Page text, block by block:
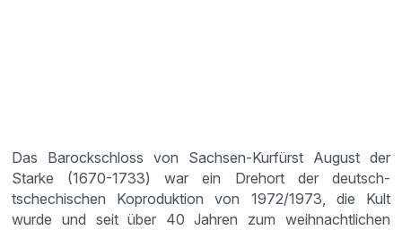
Das Barockschloss von Sachsen-Kurfürst August der
Starke (1670-1733) war ein Drehort der deutsch-
tschechischen Koproduktion von 1972/1973, die Kult
wurde und seit über 40 Jahren zum weihnachtlichen